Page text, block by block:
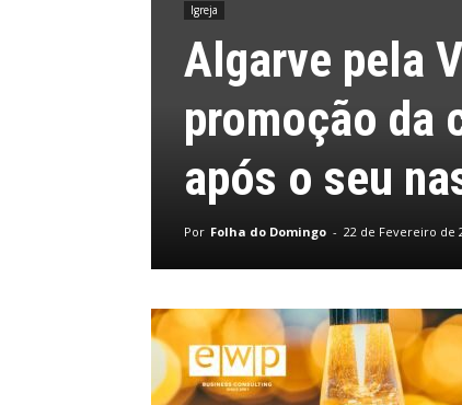
Igreja
Algarve pela
promoção da
após o seu
Por Folha do Domingo - 22 de Fevereiro de